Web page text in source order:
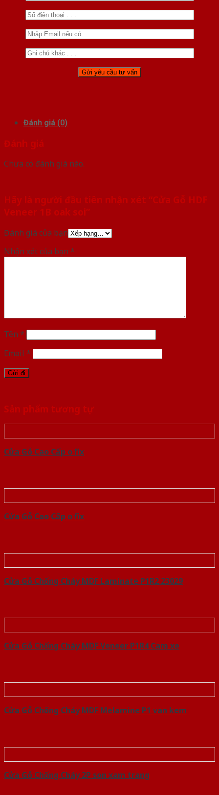
Đánh giá (0)
Đánh giá
Chưa có đánh giá nào.
Hãy là người đầu tiên nhận xét “Cửa Gỗ HDF
Veneer 1B oak soi”
Đánh giá của bạn
Nhận xét của bạn *
Tên *
Email *
Sản phẩm tương tự
Cửa Gỗ Cao Cấp o fix
Cửa Gỗ Cao Cấp o fix
Cửa Gỗ Chống Cháy MDF Laminate P1R2 23029
Cửa Gỗ Chống Cháy MDF Veneer P1R4 Cam xe
Cửa Gỗ Chống Cháy MDF Melamine P1 van kem
Cửa Gỗ Chống Cháy 2P son xam trang